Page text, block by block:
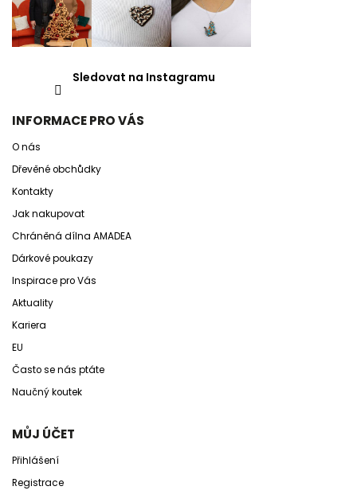
Sledovat na Instagramu
INFORMACE PRO VÁS
O nás
Dřevěné obchůdky
Kontakty
Jak nakupovat
Chráněná dílna AMADEA
Dárkové poukazy
Inspirace pro Vás
Aktuality
Kariera
EU
Často se nás ptáte
Naučný koutek
MŮJ ÚČET
Přihlášení
Registrace